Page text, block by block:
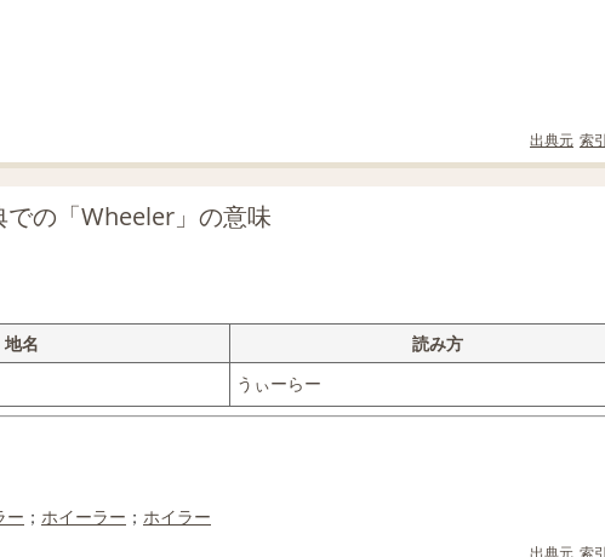
出典元 索引
での「Wheeler」の意味
地名
読み方
うぃーらー
ー ； ホイーラー ； ホイラー
出典元 索引